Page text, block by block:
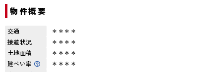
物件概要
交通
＊＊＊＊
接道状況
＊＊＊＊
土地面積
＊＊＊＊
建ぺい率
＊＊＊＊